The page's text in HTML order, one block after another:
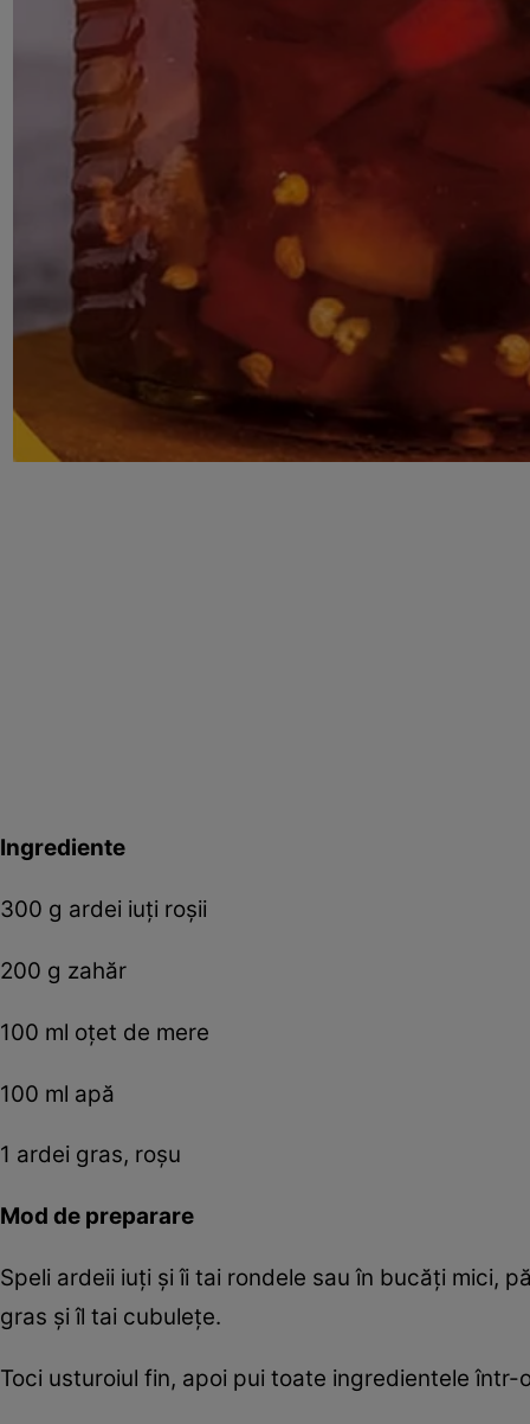
Ingrediente
300 g ardei iuți roșii
200 g zahăr
100 ml oțet de mere
100 ml apă
1 ardei gras, roșu
Mod de preparare
Speli ardeii iuți și îi tai rondele sau în bucăți mici,
gras și îl tai cubulețe.
Toci usturoiul fin, apoi pui toate ingredientele